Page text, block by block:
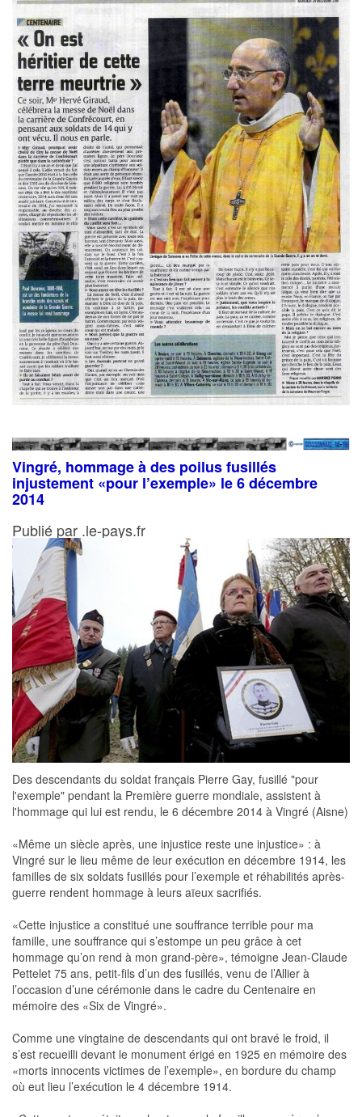
Vingré, hommage à des poilus fusillés
injustement «pour l’exemple» le 6 décembre
2014
Publié par .le-pays.fr
Des descendants du soldat français Pierre Gay, fusillé "pour
l'exemple" pendant la Première guerre mondiale, assistent à
l'hommage qui lui est rendu, le 6 décembre 2014 à Vingré (Aisne)
«Même un siècle après, une injustice reste une injustice» : à
Vingré sur le lieu même de leur exécution en décembre 1914, les
familles de six soldats fusillés pour l’exemple et réhabilités après-
guerre rendent hommage à leurs aïeux sacrifiés.
«Cette injustice a constitué une souffrance terrible pour ma
famille, une souffrance qui s’estompe un peu grâce à cet
hommage qu’on rend à mon grand-père», témoigne Jean-Claude
Pettelet 75 ans, petit-fils d’un des fusillés, venu de l’Allier à
l’occasion d’une cérémonie dans le cadre du Centenaire en
mémoire des «Six de Vingré».
Comme une vingtaine de descendants qui ont bravé le froid, il
s’est recueilli devant le monument érigé en 1925 en mémoire des
«morts innocents victimes de l’exemple», en bordure du champ
où eut lieu l’exécution le 4 décembre 1914.